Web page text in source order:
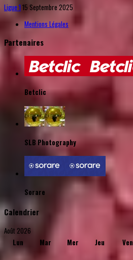
Ligue 1 15 Septembre 2025
Mentions Légales
Partenaires
Betclic
SLB Photography
Sorare
Calendrier
Août 2026
Lun
Mar Mer Jeu Ven